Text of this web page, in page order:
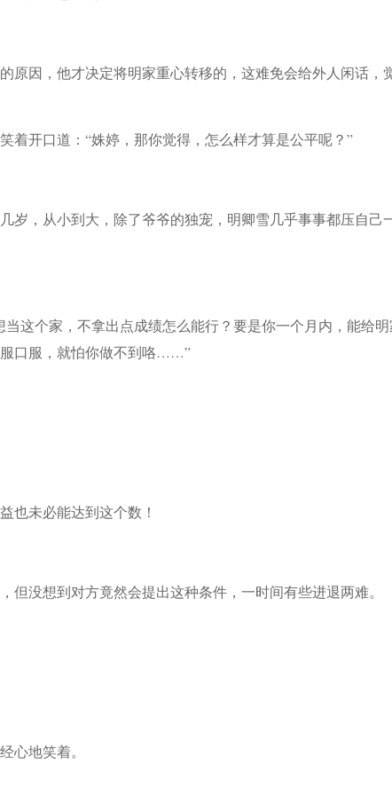
原因，他才决定将明家重心转移的，这难免会给外人闲话，
着开口道：“姝婷，那你觉得，怎么样才算是公平呢？”
岁，从小到大，除了爷爷的独宠，明卿雪几乎事事都压自己
这个家，不拿出点成绩怎么能行？要是你一个月内，能给明
口服，就怕你做不到咯……”
也未必能达到这个数！
没想到对方竟然会提出这种条件，一时间有些进退两难。
心地笑着。